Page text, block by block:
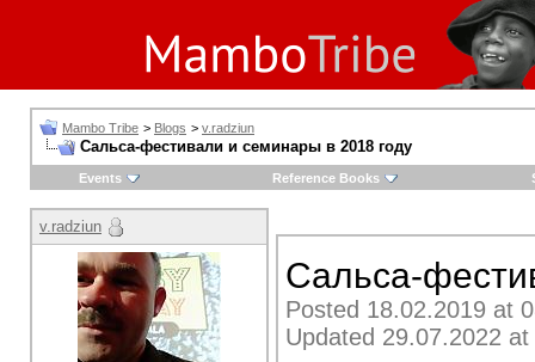
Mambo Tribe > Blogs > v.radziun
Сальса-фестивали и семинары в 2018 году
Events Reference Books
Сальса-
Posted 18.02.2019 at
Updated 29.07.2022
v.radziun